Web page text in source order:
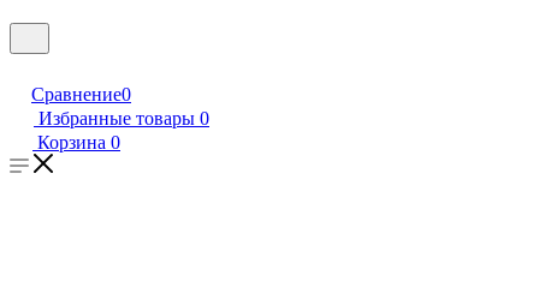
Сравнение0
Избранные товары 0
Корзина 0